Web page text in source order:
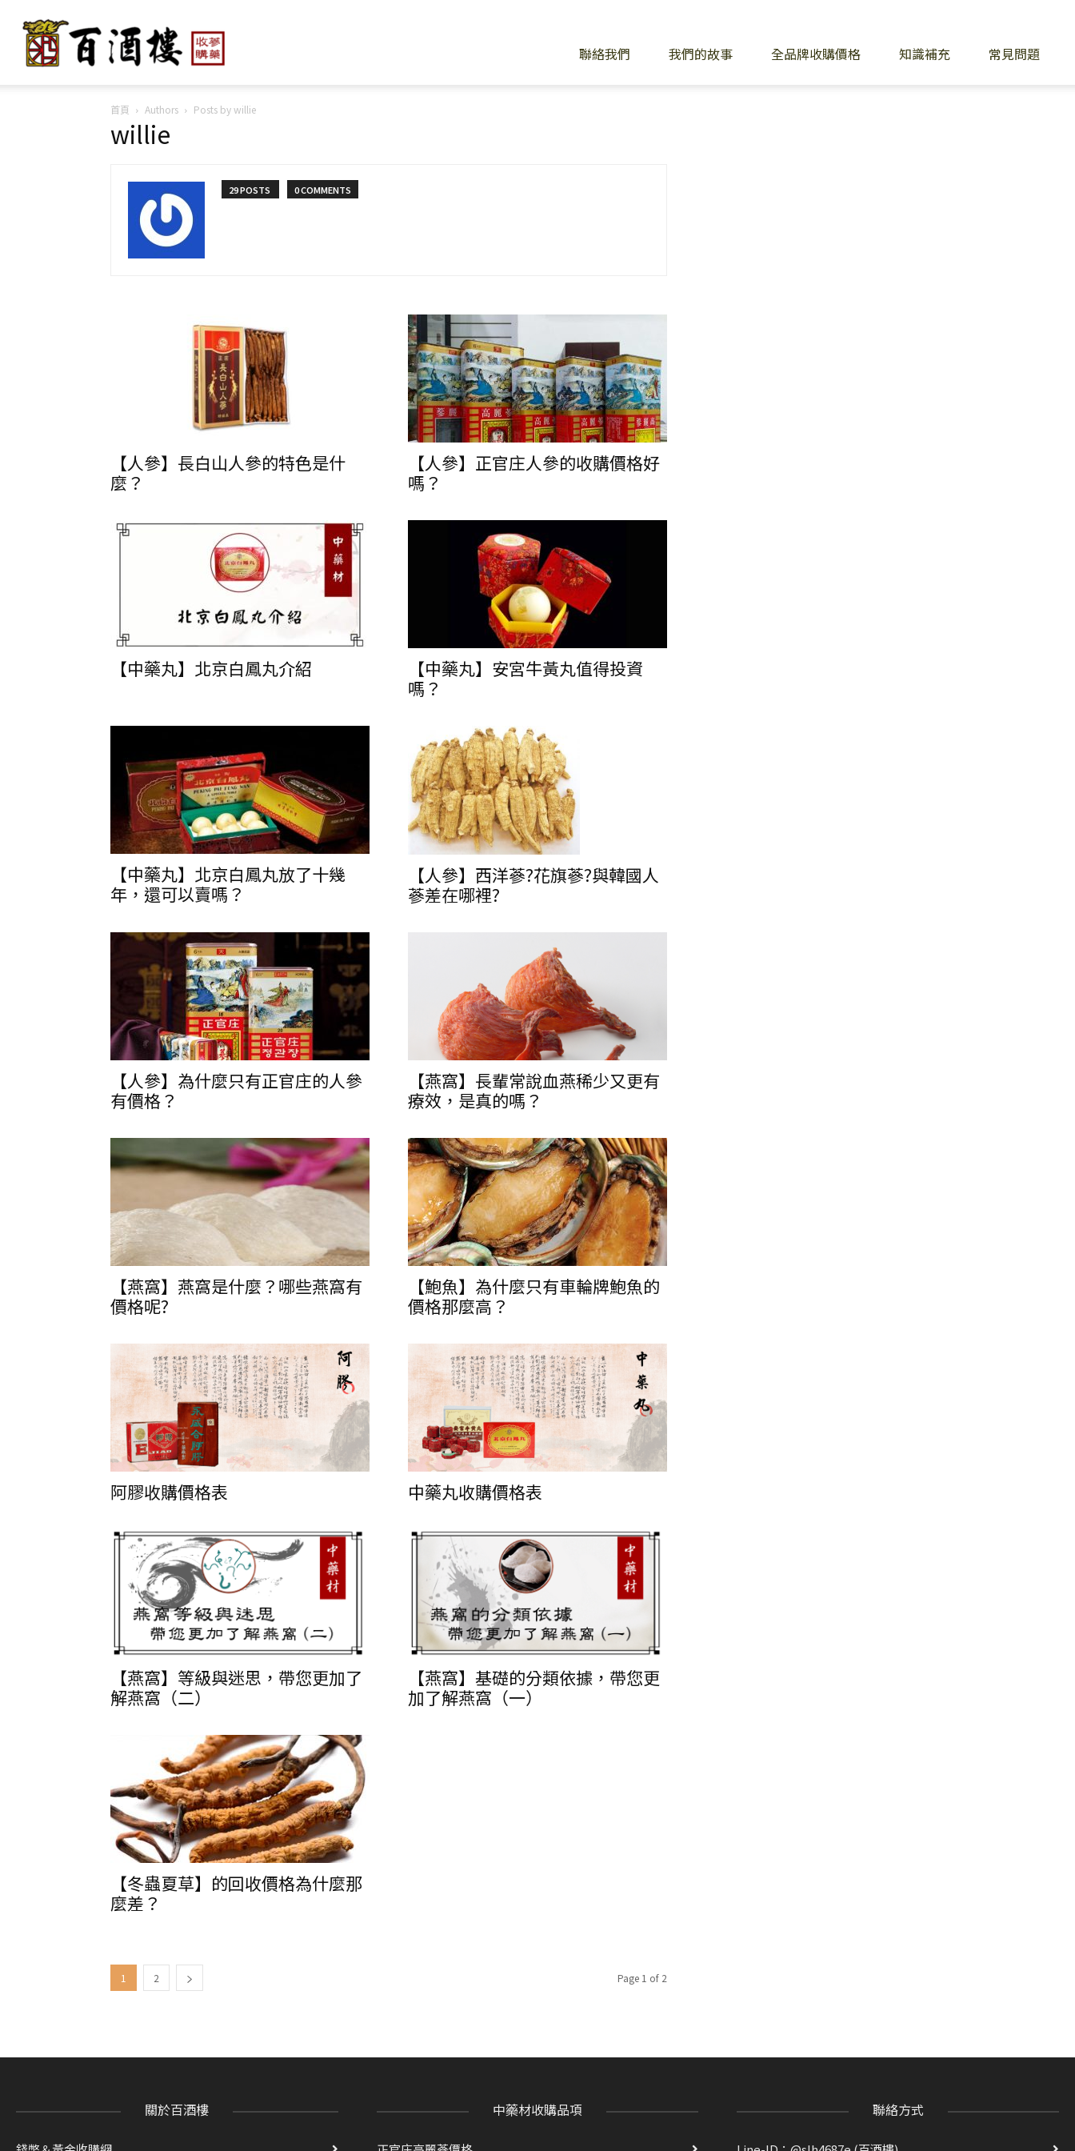
蔘
收
購
聯絡我們 我們的故事 全品牌收購價格 知識補充 常見問題
首頁 Authors Posts by willie
willie
29 POSTS 0 COMMENTS
【人參】長白山人參的特色是什
麼？
【人參】正官庄人參的收購價格好
嗎？
【中藥丸】北京白鳳丸介紹
【中藥丸】安宮牛黃丸值得投資
嗎？
【中藥丸】北京白鳳丸放了十幾
年，還可以賣嗎？
【人參】西洋蔘?花旗蔘?與韓國人
蔘差在哪裡?
【人參】為什麼只有正官庄的人參
有價格？
【燕窩】長輩常說血燕稀少又更有
療效，是真的嗎？
【燕窩】燕窩是什麼？哪些燕窩有
價格呢?
【鮑魚】為什麼只有車輪牌鮑魚的
價格那麼高？
阿膠收購價格表 中藥丸收購價格表
【燕窩】等級與迷思，帶您更加了
解燕窩（二）
【燕窩】基礎的分類依據，帶您更
加了解燕窩（一）
【冬蟲夏草】的回收價格為什麼那
麼差？
1 2 Page 1 of 2
關於百酒樓 中藥材收購品項 聯絡方式